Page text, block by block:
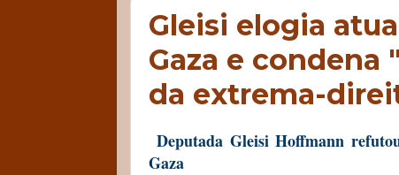
Gleisi elogia
Gaza e
da extrema-
Deputada Gleisi Hoffmann
Gaza